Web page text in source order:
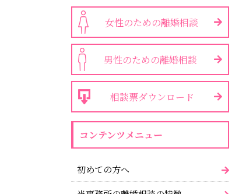
女性のための離婚相談
男性のための離婚相談
相談票ダウンロード
コンテンツメニュー
初めての方へ